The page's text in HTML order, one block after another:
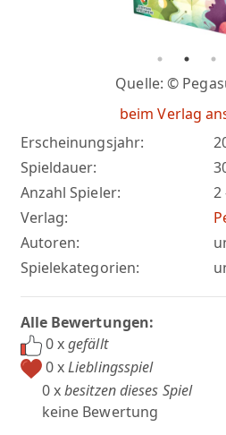
Erscheinungsjahr:
Spieldauer:
Anzahl Spieler:
2
Verlag:
Autoren:
Spielekategorien:
Quelle: ©
beim Verlag
Alle Bewertungen:
0 xgefällt
0 xLieblingsspiel
0 xbesitzen dieses Spiel
keine Bewertung